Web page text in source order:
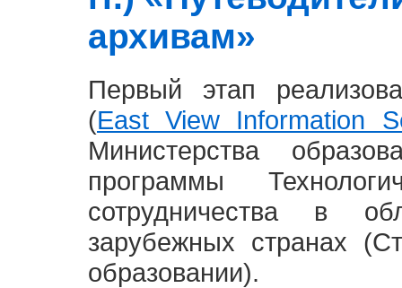
архивам»
Первый этап
(East View Information
Министерства
программы
сотрудничества в
зарубежных странах
образовании).